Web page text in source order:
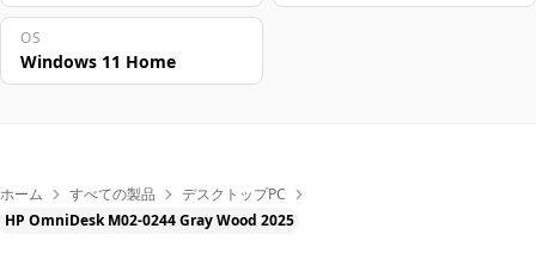
OS
Windows 11 Home
ホーム すべての製品
デスクトップPC
HP OmniDesk M02-0244 Gray Wood 2025